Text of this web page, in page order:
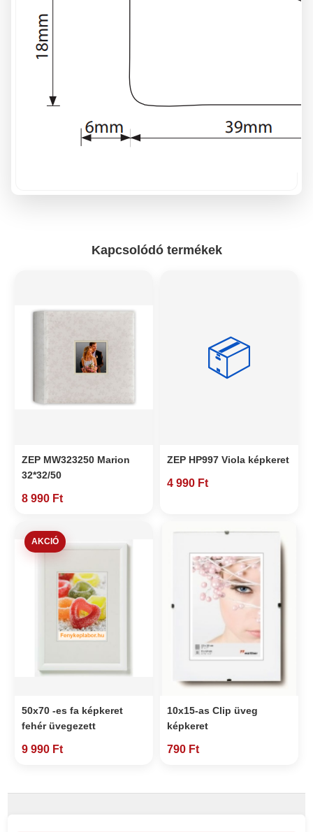
Kapcsolódó termékek
ZEP MW323250 Marion
32*32/50
8 990 Ft
📦
ZEP HP997 Viola képkeret
4 990 Ft
AKCIÓ
50x70 -es fa képkeret
fehér üvegezett
9 990 Ft
10x15-as Clip üveg
képkeret
790 Ft